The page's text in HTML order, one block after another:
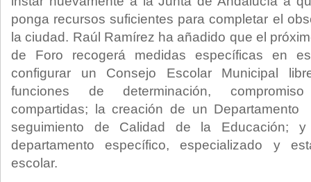
ponga recursos suficientes para completar el
la ciudad. Raúl Ramírez ha añadido que el
de Foro recogerá medidas específicas en
configurar un Consejo Escolar Municipal
funciones de determinación,
compartidas; la creación de un
seguimiento de Calidad de la Educación;
departamento específico, especializado y
escolar.